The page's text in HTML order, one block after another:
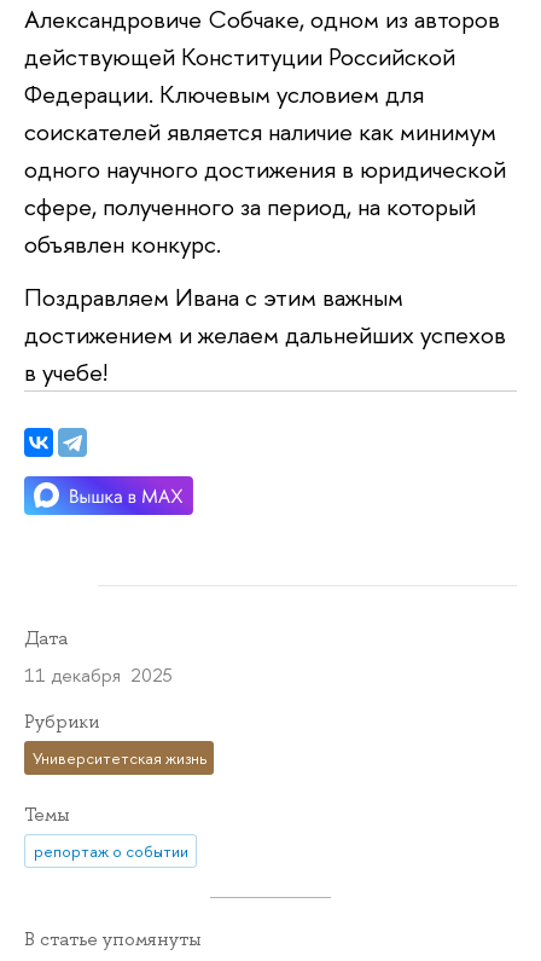
Александровиче Собчаке, одном из авторов
действующей Конституции Российской
Федерации. Ключевым условием для
соискателей является наличие как минимум
одного научного достижения в юридической
сфере, полученного за период, на который
объявлен конкурс.
Поздравляем Ивана с этим важным
достижением и желаем дальнейших успехов
в учебе!
Дата
11 декабря 2025
Рубрики
Университетская жизнь
Темы
репортаж о событии
В статье упомянуты